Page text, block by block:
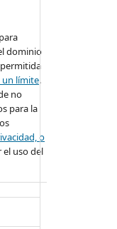
dominio
un límite.
no
para la
o
uso del